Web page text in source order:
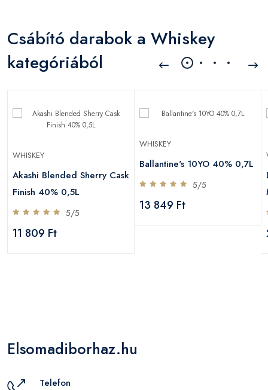
Csábító darabok a Whiskey
kategóriából
WHISKEY
Akashi Blended Sherry Cask
Finish 40% 0,5L
5/5
11 809 Ft
WHISKEY
Ballantine's 10YO 40% 0,7L
5/5
13 849 Ft
Elsomadiborhaz.hu
Telefon